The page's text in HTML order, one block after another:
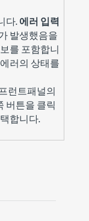
다.에러 입력
발생했음을
를 포함합니
러의 상태를
런트패널의
버튼을 클릭
합니다.